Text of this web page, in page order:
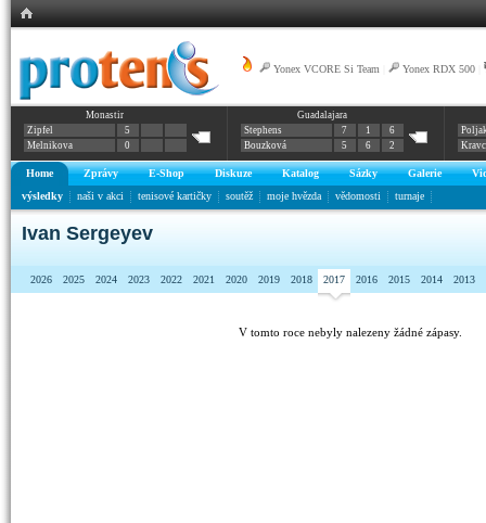
Yonex VCORE Si Team Yonex RDX 500
Monastir
Zipfel
5
Melnikova
0
Guadalajara
Stephens
7 1
6
Bouzková
5 6 2
Home Zprávy E-Shop Diskuze Katalog Sázky Galerie
výsledky
naši v akci tenisové kartičky soutěž moje hvězda vědomosti turnaje
Ivan Sergeyev
2026 2025 2024 2023 2022 2021 2020 2019 2018 2017 2016 2015 2014 2013
V tomto roce nebyly nalezeny žádné zápasy.